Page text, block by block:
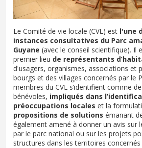
Le Comité de vie locale (CVL) est l'une
instances consultatives du Parc
Guyane (avec le conseil scientifique). Il
premier lieu de représentants
d'usagers, organismes, associations et
bourgs et des villages concernés par le
membres du CVL s’identifient comme
bénévoles, impliqués dans
préoccupations locales et la
propositions de solutions émanant
également amené à donner un avis sur
par le parc national ou sur les projets
structures dans les territoires concernés